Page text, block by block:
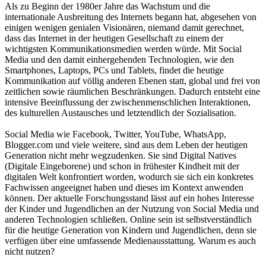
Als zu Beginn der 1980er Jahre das Wachstum und die
internationale Ausbreitung des Internets begann hat, abgesehen von
einigen wenigen genialen Visionären, niemand damit gerechnet,
dass das Internet in der heutigen Gesellschaft zu einem der
wichtigsten Kommunikationsmedien werden würde. Mit Social
Media und den damit einhergehenden Technologien, wie den
Smartphones, Laptops, PCs und Tablets, findet die heutige
Kommunikation auf völlig anderen Ebenen statt, global und frei von
zeitlichen sowie räumlichen Beschränkungen. Dadurch entsteht eine
intensive Beeinflussung der zwischenmenschlichen Interaktionen,
des kulturellen Austausches und letztendlich der Sozialisation.
Social Media wie Facebook, Twitter, YouTube, WhatsApp,
Blogger.com und viele weitere, sind aus dem Leben der heutigen
Generation nicht mehr wegzudenken. Sie sind Digital Natives
(Digitale Eingeborene) und schon in frühester Kindheit mit der
digitalen Welt konfrontiert worden, wodurch sie sich ein konkretes
Fachwissen angeeignet haben und dieses im Kontext anwenden
können. Der aktuelle Forschungsstand lässt auf ein hohes Interesse
der Kinder und Jugendlichen an der Nutzung von Social Media und
anderen Technologien schließen. Online sein ist selbstverständlich
für die heutige Generation von Kindern und Jugendlichen, denn sie
verfügen über eine umfassende Medienausstattung. Warum es auch
nicht nutzen?